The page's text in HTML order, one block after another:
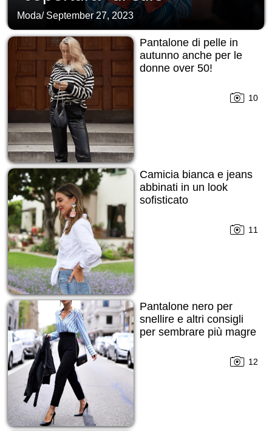
Moda/ September 27, 2023
Pantalone di pelle in
autunno anche per le
donne over 50!
10
Camicia bianca e jeans
abbinati in un look
sofisticato
11
Pantalone nero per
snellire e altri consigli
per sembrare più magre
12